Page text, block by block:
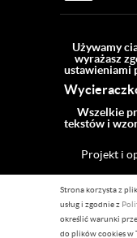
Używamy
wyrażasz
ustawieniami
Wszelkie
tekstów i
Projekt i
Strona korzysta z
usług i zgodnie z
określić warunki
do plików cookies w